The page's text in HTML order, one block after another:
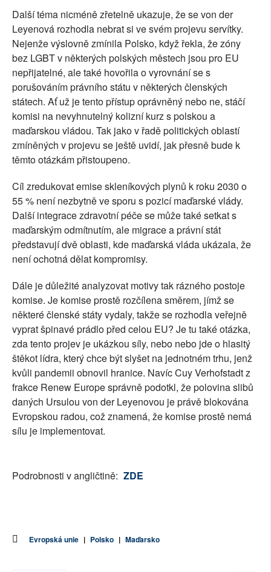
Další téma nicméně zřetelně ukazuje, že se von der
Leyenová rozhodla nebrat si ve svém projevu servítky.
Nejenže výslovně zmínila Polsko, když řekla, že zóny
bez LGBT v některých polských městech jsou pro EU
nepřijatelné, ale také hovořila o vyrovnání se s
porušováním právního státu v některých členských
státech. Ať už je tento přístup oprávněný nebo ne, stáčí
komisi na nevyhnutelný kolizní kurz s polskou a
maďarskou vládou. Tak jako v řadě politických oblastí
zmíněných v projevu se ještě uvidí, jak přesně bude k
těmto otázkám přistoupeno.
Cíl zredukovat emise skleníkových plynů k roku 2030 o
55 % není nezbytně ve sporu s pozicí maďarské vlády.
Další integrace zdravotní péče se může také setkat s
maďarským odmítnutím, ale migrace a právní stát
představují dvě oblasti, kde maďarská vláda ukázala, že
není ochotná dělat kompromisy.
Dále je důležité analyzovat motivy tak rázného postoje
komise. Je komise prostě rozčílena směrem, jímž se
některé členské státy vydaly, takže se rozhodla veřejně
vyprat špinavé prádlo před celou EU? Je tu také otázka,
zda tento projev je ukázkou síly, nebo nebo jde o hlasitý
štěkot lídra, který chce být slyšet na jednotném trhu, jenž
kvůli pandemii obnovil hranice. Navíc Cuy Verhofstadt z
frakce Renew Europe správně podotkl, že polovina slibů
daných Ursulou von der Leyenovou je právě blokována
Evropskou radou, což znamená, že komise prostě nemá
sílu je implementovat.
Podrobnosti v angličtině: ZDE
Evropská unie | Polsko | Maďarsko